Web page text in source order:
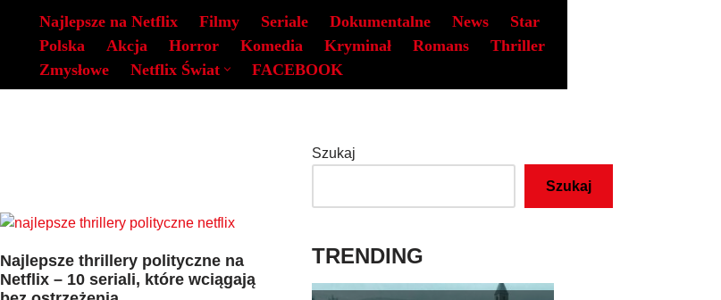
Najlepsze na Netflix Filmy Seriale Dokumentalne News
Star
Polska
Akcja Horror Komedia Kryminał Romans
Thriller
Zmysłowe
Netflix Świat FACEBOOK
Najlepsze thrillery polityczne na
Netflix – 10 seriali, które wciągają
Szukaj
Szukaj
TRENDING